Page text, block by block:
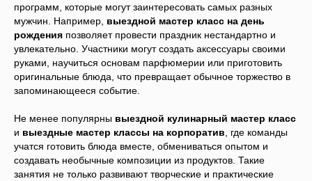
программ, которые могут заинтересовать самых разных
мужчин. Например, выездной мастер класс на день
рождения позволяет провести праздник нестандартно и
увлекательно. Участники могут создать аксессуары своими
руками, научиться основам парфюмерии или приготовить
оригинальные блюда, что превращает обычное торжество в
запоминающееся событие.
Не менее популярны выездной кулинарный мастер класс
и выездные мастер классы на корпоратив , где команды
учатся готовить блюда вместе, обмениваться опытом и
создавать необычные композиции из продуктов. Такие
занятия не только развивают творческие и практические